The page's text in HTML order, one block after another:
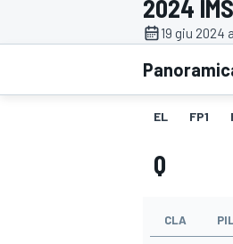
MOTOGP
WRC
2024
19 giu 2024
EL FP1
Q
CLA